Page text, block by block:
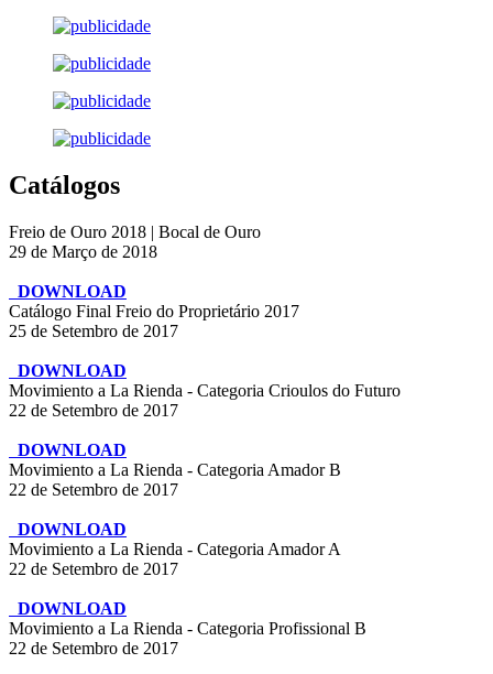
Catálogos
Freio de Ouro 2018 | Bocal de Ouro
29 de Março de 2018
DOWNLOAD
Catálogo Final Freio do Proprietário 2017
25 de Setembro de 2017
DOWNLOAD
Movimiento a La Rienda - Categoria Crioulos do Futuro
22 de Setembro de 2017
DOWNLOAD
Movimiento a La Rienda - Categoria Amador B
22 de Setembro de 2017
DOWNLOAD
Movimiento a La Rienda - Categoria Amador A
22 de Setembro de 2017
DOWNLOAD
Movimiento a La Rienda - Categoria Profissional B
22 de Setembro de 2017